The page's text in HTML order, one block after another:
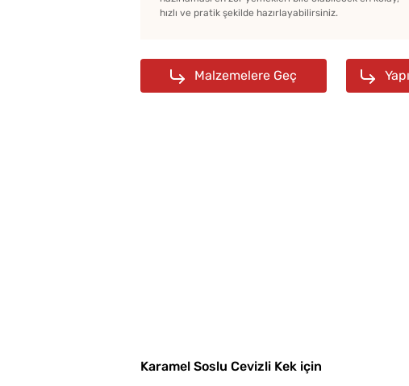
hızlı ve pratik şekilde hazırlayabilirsiniz.
Malzemelere Geç
Karamel Soslu Cevizli Kek için